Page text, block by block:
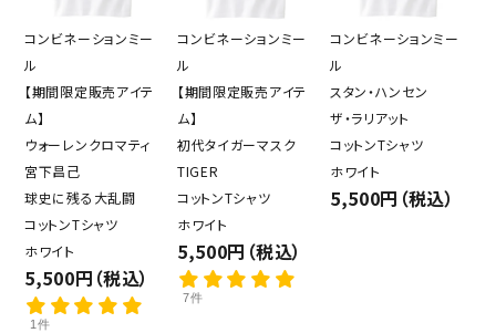
検索する
コンビネーションミー
ル
【期間限定販売アイテ
ム】
ウォーレンクロマティ
宮下昌己
球史に残る大乱闘
コットンTシャツ
ホワイト
5,500円（税込）
1件
コンビネーションミー
ル
【期間限定販売アイテ
ム】
初代タイガーマスク
TIGER
コットンTシャツ
ホワイト
5,500円（税込）
7件
コンビネーションミー
ル
スタン・ハンセン
ザ・ラリアット
コットンTシャツ
ホワイト
5,500円（税込）